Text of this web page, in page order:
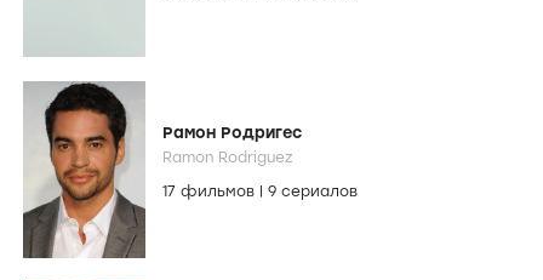
Рамон Родригес
Ramon Rodriguez
17 фильмов
9 сериалов